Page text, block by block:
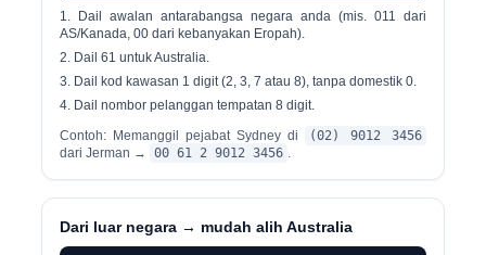
Dail awalan antarabangsa negara anda (mis. 011 dari
AS/Kanada, 00 dari kebanyakan Eropah).
Dail61 untuk Australia.
Dail kod kawasan 1 digit (2, 3, 7 atau 8), tanpa domestik 0.
Dail nombor pelanggan tempatan 8 digit.
Contoh: Memanggil pejabat Sydney di
(02) 9012 3456
dari Jerman →
00 61 2 9012 3456 .
Dari luar negara → mudah alih Australia